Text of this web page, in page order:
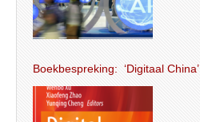
Boekbespreking: ‘Digitaal China’